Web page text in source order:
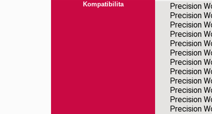
Kompatibilita
Precision
Precision
Precision
Precision
Precision
Precision
Precision
Precision
Precision
Precision
Precision
Precision